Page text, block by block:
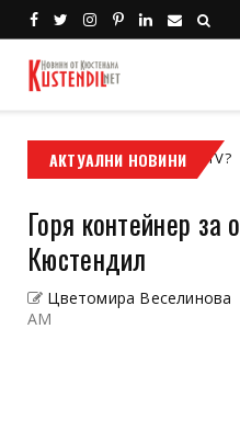
АКТУАЛНИ НОВИНИ
мотор или ATV?
Горя контейнер за
Кюстендил
Цветомира Веселинова
AM